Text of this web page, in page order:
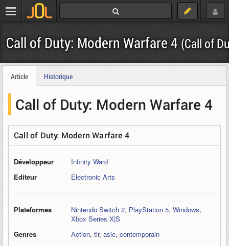
Call of Duty: Modern Warfare 4(Call of
Article Historique
Call of Duty: Modern Warfare 4
Call of Duty: Modern Warfare 4
Développeur
Infinity Ward
Editeur
Electronic Arts
Plateformes Nintendo Switch 2, PlayStation 5, Windows,
Xbox Series X|S
Genres
Action, tir, asie, contemporain